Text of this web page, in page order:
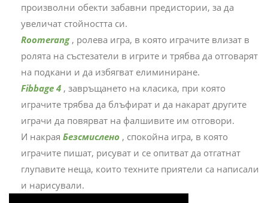
произволни обекти забавни предистории, за да
увеличат стойността си.
Roomerang , ролева игра, в която играчите влизат в
ролята на състезатели в игрите и трябва да отговарят
на подкани и да избягват елиминиране.
Fibbage 4 , завръщането на класика, при която
играчите трябва да блъфират и да накарат другите
играчи да повярват на фалшивите им отговори.
И накрая Безсмислено , спокойна игра, в която
играчите пишат, рисуват и се опитват да отгатнат
глупавите неща, които техните приятели са написали
и нарисували.